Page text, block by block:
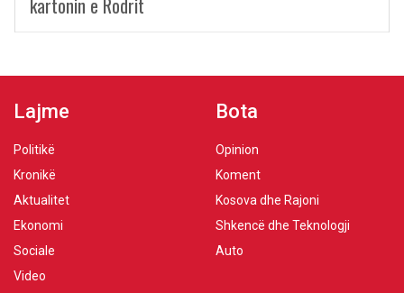
kartonin e Rodrit
Lajme
Politikë
Kronikë
Aktualitet
Ekonomi
Sociale
Video
Bota
Opinion
Koment
Kosova dhe Rajoni
Shkencë dhe Teknologji
Auto